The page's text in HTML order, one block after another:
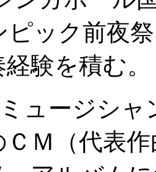
ピック前夜
験を積む。
ュージシャ
Ｍ（代表